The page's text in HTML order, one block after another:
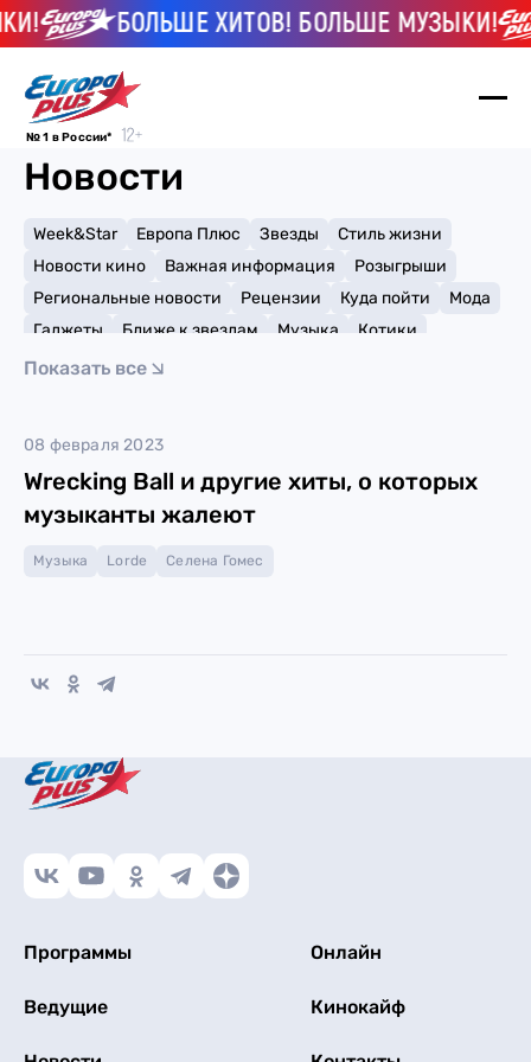
БОЛЬШЕ ХИТОВ! БОЛЬШЕ МУЗЫКИ!
№ 1 в России*
Новости
Week&Star Европа Плюс Звезды
Стиль жизни
Новости кино
Важная информация
Розыгрыши
Региональные новости
Рецензии Куда пойти
Мода
Гаджеты
Ближе к звездам Музыка
Котики
Мемы и тренды
Показать все
08 февраля 2023
Wrecking Ball и другие хиты, о которых
музыканты жалеют
Музыка Lorde Селена Гомес
Программы Онлайн
Ведущие Кинокайф